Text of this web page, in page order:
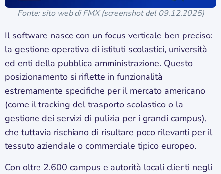
Fonte: sito web di FMX (screenshot del 09.12.2025)
Il software nasce con un focus verticale ben preciso:
la gestione operativa di istituti scolastici, università
ed enti della pubblica amministrazione. Questo
posizionamento si riflette in funzionalità
estremamente specifiche per il mercato americano
(come il tracking del trasporto scolastico o la
gestione dei servizi di pulizia per i grandi campus),
che tuttavia rischiano di risultare poco rilevanti per il
tessuto aziendale o commerciale tipico europeo.
Con oltre 2.600 campus e autorità locali clienti negli